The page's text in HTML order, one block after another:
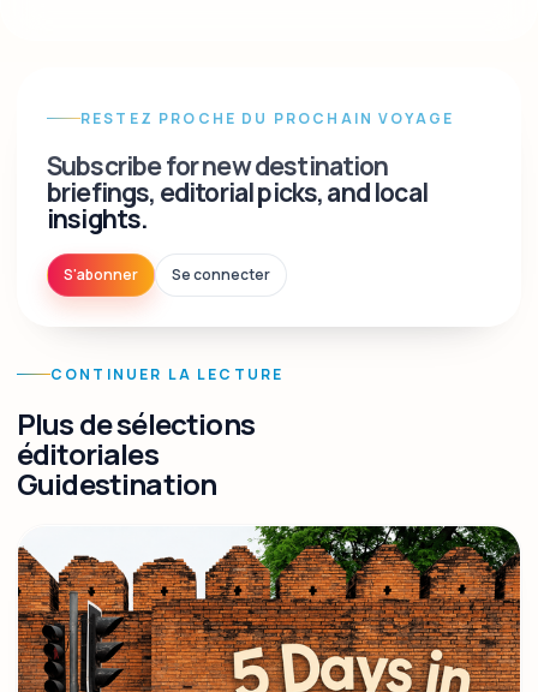
RESTEZ PROCHE DU PROCHAIN VOYAGE
Subscribe for new destination
briefings, editorial picks, and local
insights.
S'abonner Se connecter
CONTINUER LA LECTURE
Plus de sélections
éditoriales
Guidestination